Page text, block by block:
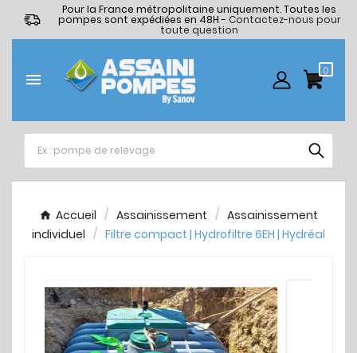
Pour la France métropolitaine uniquement. Toutes les
pompes sont expédiées en 48H - Contactez-nous pour
toute question
 0
Accueil Assainissement
Assainissement
individuel
Filtre compact | Hydrofiltre 6EH | Hydréal